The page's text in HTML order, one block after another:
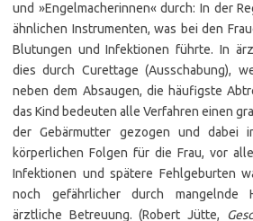
und »Engelmacherinnen« durch: In der
ähnlichen Instrumenten, was bei den
Blutungen und Infektionen führte. In
dies durch Curettage (Ausschabung),
neben dem Absaugen, die häufigste
das Kind bedeuten alle Verfahren einen
der Gebärmutter gezogen und dabei
körperlichen Folgen für die Frau, vor
Infektionen und spätere Fehlgeburten
noch gefährlicher durch mangelnde
ärztliche Betreuung. (Robert Jütte,